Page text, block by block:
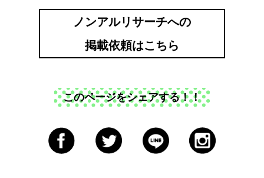
ノンアルリサーチへの
掲載依頼はこちら
このページをシェアする！！